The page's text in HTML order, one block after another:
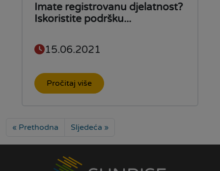
Imate registrovanu djelatnost?
Iskoristite podršku...
15.06.2021
Pročitaj više
« Prethodna Sljedeća »